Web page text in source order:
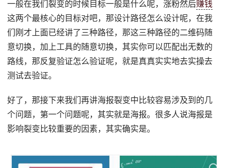
一般在我们裂变的时候目标一般是什么呢，涨粉然后赚钱
这两个最核心的目标对吧，那设计路径怎么设计呢，在我
们刚才上面已经讲了三种路径，那这三种路径的二维码随
意切换，加上工具的随意切换，其实你可以匹配出无数的
路线，那反复验证怎么验证呢，就是真真实实地去实操去
测试去验证。
好了，那接下来我们再讲海报裂变中比较容易涉及到的几
个问题，第一个问题呢，其实就是海报。很多人说海报是
影响裂变比较重要的因素，其实确实是。